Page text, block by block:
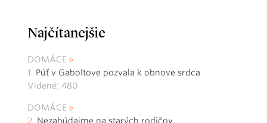
Najčítanejšie
DOMÁCE
Púť v Gaboltove pozvala k obnove srdca
Videné: 480
DOMÁCE
Nezabúdajme na starých rodičov